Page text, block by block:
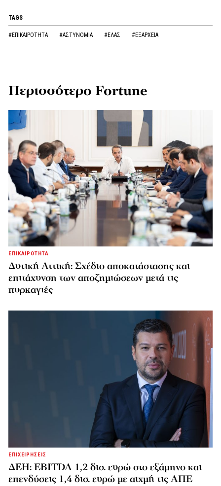
TAGS
#ΕΠΙΚΑΙΡΟΤΗΤΑ #ΑΣΤΥΝΟΜΙΑ #ΕΛΑΣ #ΕΞΑΡΧΕΙΑ
Περισσότερο Fortune
ΕΠΙΚΑΙΡΟΤΗΤΑ
Δυτική Αττική: Σχέδιο αποκατάστασης και
επιτάχυνση των αποζημιώσεων μετά τις
πυρκαγιές
ΕΠΙΧΕΙΡΗΣΕΙΣ
ΔΕΗ: EBITDA 1,2 δισ. ευρώ στο εξάμηνο και
επενδύσεις 1,4 δισ. ευρώ με αιχμή τις ΑΠΕ